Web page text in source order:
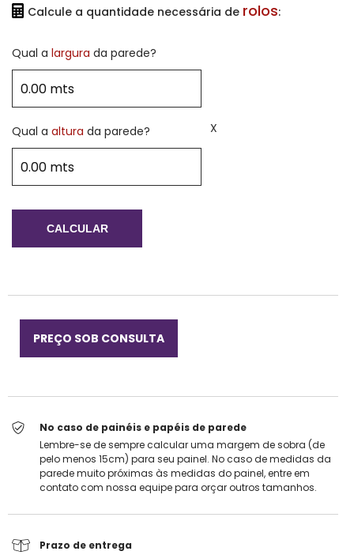
Calcule a quantidade necessária de rolos:
Qual a largura da parede?
X
Qual a altura da parede?
CALCULAR
No caso de painéis e papéis de parede
Lembre-se de sempre calcular uma margem de sobra (de
pelo menos 15cm) para seu painel. No caso de medidas da
parede muito próximas às medidas do painel, entre em
contato com nossa equipe para orçar outros tamanhos.
Prazo de entrega